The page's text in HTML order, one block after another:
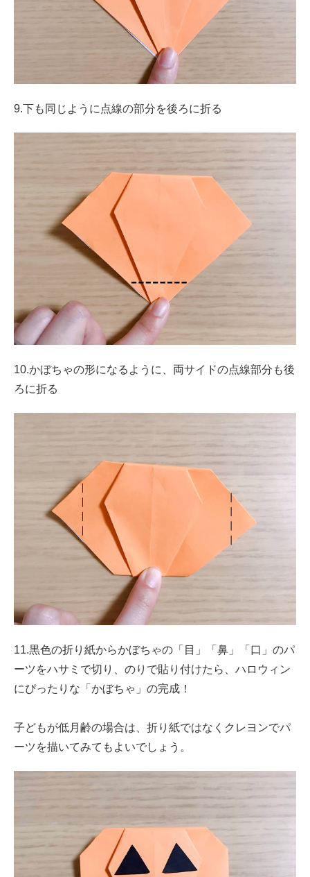
9.下も同じように点線の部分を後ろに折る
10.かぼちゃの形になるように、両サイドの点線部分も後
ろに折る
11.黒色の折り紙からかぼちゃの「目」「鼻」「口」のパ
ーツをハサミで切り、のりで貼り付けたら、ハロウィン
にぴったりな「かぼちゃ」の完成！
子どもが低月齢の場合は、折り紙ではなくクレヨンでパ
ーツを描いてみてもよいでしょう。